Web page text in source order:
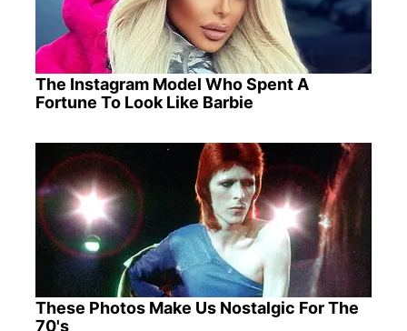
The Instagram Model Who Spent A
Fortune To Look Like Barbie
These Photos Make Us Nostalgic For The
70's